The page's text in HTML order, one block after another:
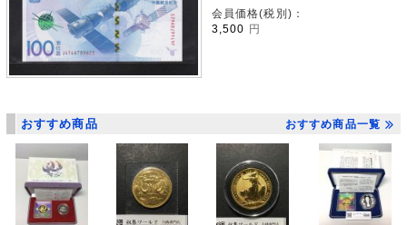
会員価格(税別)：
3,500 円
おすすめ商品 おすすめ商品一覧